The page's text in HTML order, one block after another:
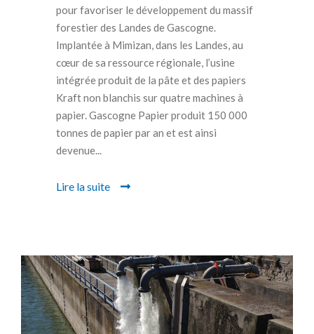
pour favoriser le développement du massif
forestier des Landes de Gascogne.
Implantée à Mimizan, dans les Landes, au
cœur de sa ressource régionale, l’usine
intégrée produit de la pâte et des papiers
Kraft non blanchis sur quatre machines à
papier. Gascogne Papier produit 150 000
tonnes de papier par an et est ainsi
devenue...
Lire la suite